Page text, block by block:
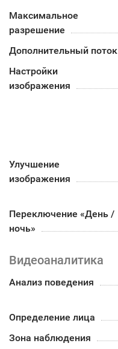
Максимальное
разрешение
Дополнительный поток
Настройки
изображения
Улучшение
изображения
Переключение «День /
ночь»
Видеоаналитика
Анализ поведения
Определение лица
Зона наблюдения